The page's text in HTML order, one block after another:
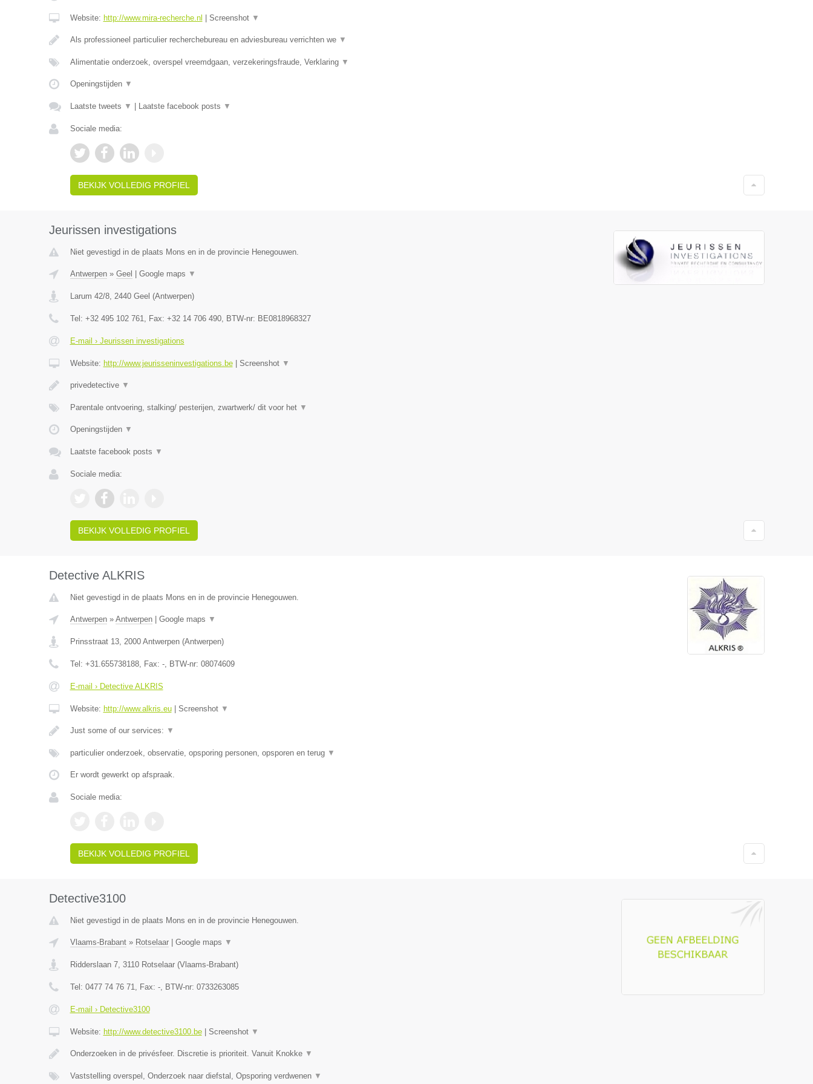
Website: http://www.mira-recherche.nl Screenshot ▼
Als professioneel particulier recherchebureau en adviesbureau verrichten we ▼
Alimentatie onderzoek, overspel vreemdgaan, verzekeringsfraude, Verklaring ▼
Openingstijden ▼
Laatste tweets ▼ Laatste facebook posts ▼
Sociale media:
BEKIJK VOLLEDIG PROFIEL
Jeurissen investigations
Niet gevestigd in de plaats Mons en in de provincie Henegouwen.
Antwerpen» Geel Google maps ▼
Larum 42/8, 2440 Geel (Antwerpen)
Tel: +32 495 102 761, Fax: +32 14 706 490, BTW-nr: BE0818968327
E-mail › Jeurissen investigations
Website: http://www.jeurisseninvestigations.be| Screenshot ▼
privedetective ▼
Parentale ontvoering, stalking/ pesterijen, zwartwerk/ dit voor het ▼
Openingstijden ▼
Laatste facebook posts ▼
Sociale media:
BEKIJK VOLLEDIG PROFIEL
Detective ALKRIS
Niet gevestigd in de plaats Mons en in de provincie Henegouwen.
Antwerpen» Antwerpen| Google maps ▼
Prinsstraat 13, 2000 Antwerpen(Antwerpen)
Tel: +31.655738188, Fax: -, BTW-nr: 08074609
E-mail › Detective ALKRIS
Website: http://www.alkris.eu| Screenshot ▼
Just some of our services: ▼
particulier onderzoek, observatie, opsporing personen, opsporen en terug ▼
Er wordt gewerkt op afspraak.
Sociale media:
BEKIJK VOLLEDIG PROFIEL
Detective3100
Niet gevestigd in de plaats Mons en in de provincie Henegouwen.
Vlaams-Brabant» Rotselaar| Google maps ▼
Ridderslaan 7, 3110 Rotselaar(Vlaams-Brabant)
Tel: 0477 74 76 71, Fax: -, BTW-nr: 0733263085
E-mail › Detective3100
Website: http://www.detective3100.be| Screenshot ▼
Onderzoeken in de privésfeer. Discretie is prioriteit. Vanuit Knokke ▼
Vaststelling overspel, Onderzoek naar diefstal, Opsporing verdwenen ▼